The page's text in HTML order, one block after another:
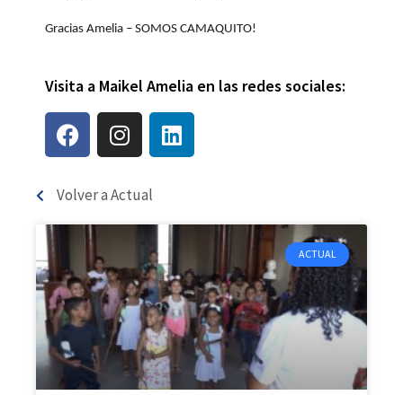
Gracias Amelia – SOMOS CAMAQUITO!
Visita a Maikel Amelia en las redes sociales:
Volver a Actual
ACTUAL